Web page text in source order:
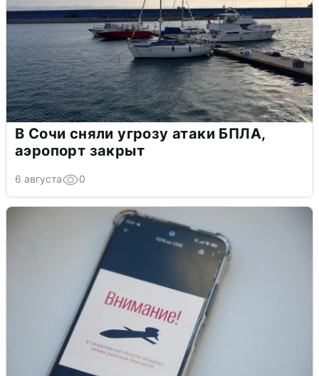
В Сочи сняли угрозу атаки БПЛА,
аэропорт закрыт
6 августа 0